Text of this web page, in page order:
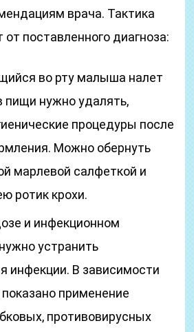
врача. Тактика
от поставленного диагноза:
во рту малыша налет
пищи нужно удалять,
процедуры после
Можно обернуть
марлевой салфеткой и
ротик крохи.
и инфекционном
устранить
инфекции. В зависимости
показано применение
противовирусных